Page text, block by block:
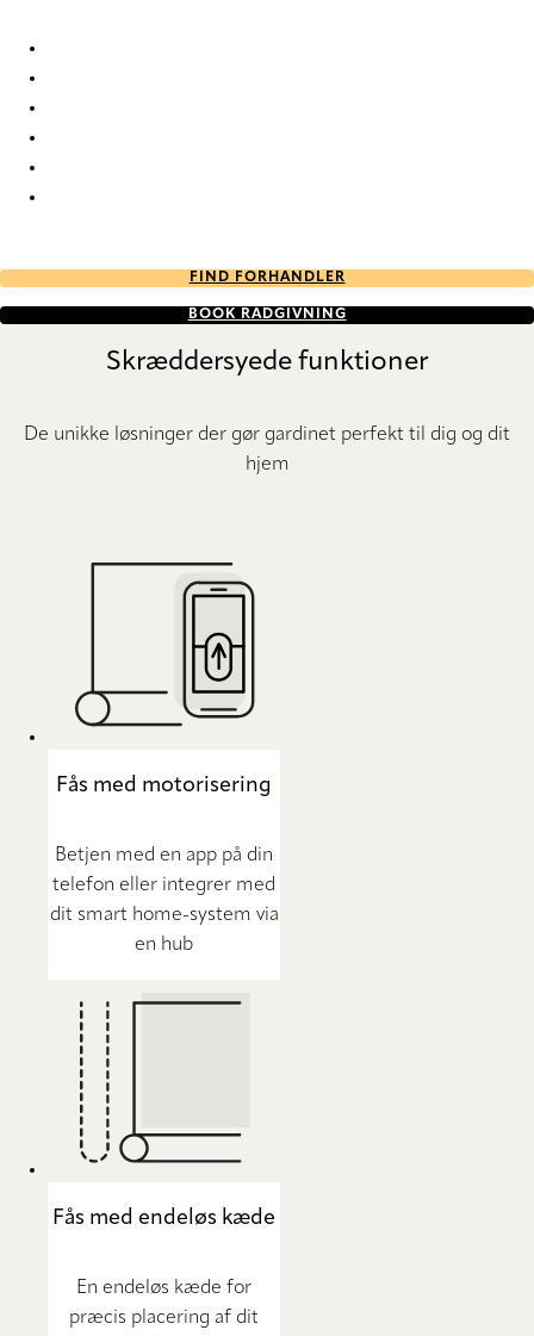
FIND FORHANDLER
BOOK RÅDGIVNING
Skræddersyede funktioner
De unikke løsninger der gør gardinet perfekt til dig og dit
hjem
Fås med motorisering
Betjen med en app på din
telefon eller integrer med
dit smart home-system via
en hub
Fås med endeløs kæde
En endeløs kæde for
præcis placering af dit